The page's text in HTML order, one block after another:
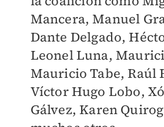
Mancera, Manuel
Dante Delgado,
Leonel Luna,
Mauricio Tabe, Raúl
Víctor Hugo Lobo,
Gálvez, Karen